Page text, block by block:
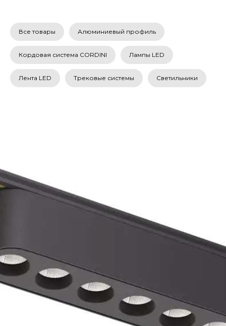
Все товары Алюминиевый профиль
Кордовая система CORDINI Лампы LED
Лента LED Трековые системы Светильники